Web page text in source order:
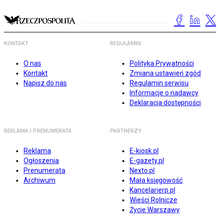
KONTAKT
O nas
Kontakt
Napisz do nas
REGULAMIN
Polityka Prywatności
Zmiana ustawień zgód
Regulamin serwisu
Informacje o nadawcy
Deklaracja dostępności
REKLAMA I PRENUMERATA
Reklama
Ogłoszenia
Prenumerata
Archiwum
PARTNERZY
E-kiosk.pl
E-gazety.pl
Nexto.pl
Mała księgowość
Kancelarierp.pl
Wieści Rolnicze
Życie Warszawy